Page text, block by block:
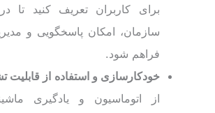
برای کاربران تعریف کنید تا
سازمان، امکان پاسخگویی و
فراهم شود.
خودکارسازی و استفاده از قابلیت